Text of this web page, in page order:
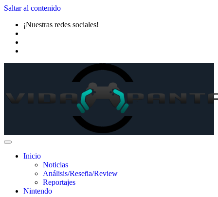
Saltar al contenido
¡Nuestras redes sociales!
Inicio
Noticias
Análisis/Reseña/Review
Reportajes
Nintendo